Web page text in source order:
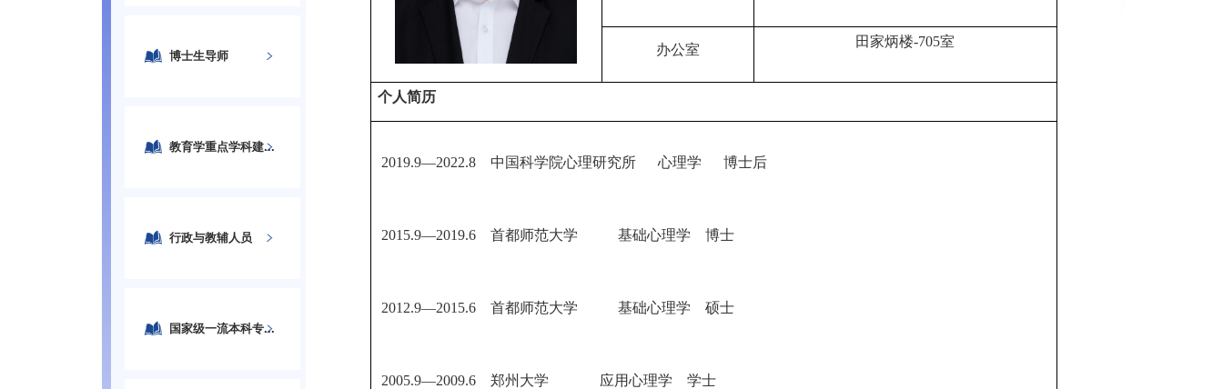
博士生导师
教育学重点学科建...
行政与教辅人员
国家级一流本科专...
办公室
田家炳楼-705室
个人简历
2019.9—2022.8 中国科学院心理研究所 心理学 博士后
2015.9—2019.6 首都师范大学 基础心理学 博士
2012.9—2015.6 首都师范大学 基础心理学 硕士
2005.9—2009.6 郑州大学 应用心理学 学士